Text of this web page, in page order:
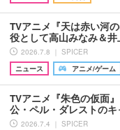
TVアニメ『天は赤い河
役として高山みなみ＆
2026.7.8 ｜ SPICER
ニュース
アニメ/ゲーム
TVアニメ『朱色の仮面
公・ペル・ダレストの
2026.7.4 ｜ SPICER